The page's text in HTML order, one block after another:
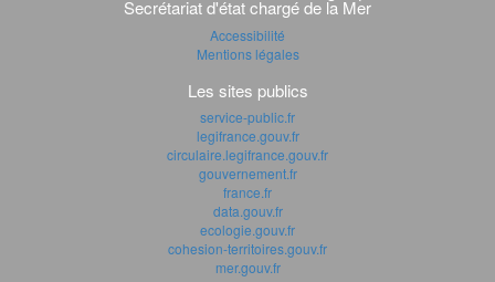
Secrétariat d'état chargé de la Mer
Accessibilité
Mentions légales
Les sites publics
service-public.fr
legifrance.gouv.fr
circulaire.legifrance.gouv.fr
gouvernement.fr
france.fr
data.gouv.fr
ecologie.gouv.fr
cohesion-territoires.gouv.fr
mer.gouv.fr